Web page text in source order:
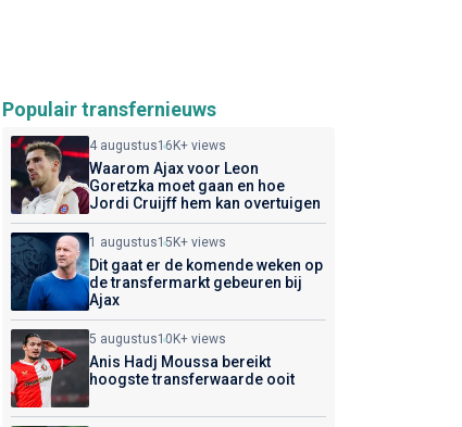
Populair transfernieuws
4 augustus16K+ views
Waarom Ajax voor Leon
Goretzka moet gaan en hoe
Jordi Cruijff hem kan overtuigen
1 augustus15K+ views
Dit gaat er de komende weken op
de transfermarkt gebeuren bij
Ajax
5 augustus10K+ views
Anis Hadj Moussa bereikt
hoogste transferwaarde ooit